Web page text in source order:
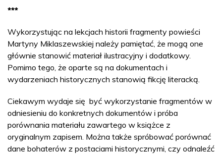
***
Wykorzystując na lekcjach historii fragmenty powieści
Martyny Miklaszewskiej należy pamiętać, że mogą one
głównie stanowić materiał ilustracyjny i dodatkowy.
Pomimo tego, że oparte są na dokumentach i
wydarzeniach historycznych stanowią fikcję literacką.
Ciekawym wydaje się być wykorzystanie fragmentów w
odniesieniu do konkretnych dokumentów i próba
porównania materiału zawartego w książce z
oryginalnym zapisem. Można także spróbować porównać
dane bohaterów z postaciami historycznymi, czy odnaleźć